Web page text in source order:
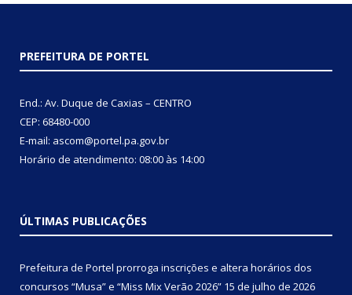
PREFEITURA DE PORTEL
End.: Av. Duque de Caxias – CENTRO
CEP: 68480-000
E-mail: ascom@portel.pa.gov.br
Horário de atendimento: 08:00 às 14:00
ÚLTIMAS PUBLICAÇÕES
Prefeitura de Portel prorroga inscrições e altera horários dos
concursos “Musa” e “Miss Mix Verão 2026” 15 de julho de 2026